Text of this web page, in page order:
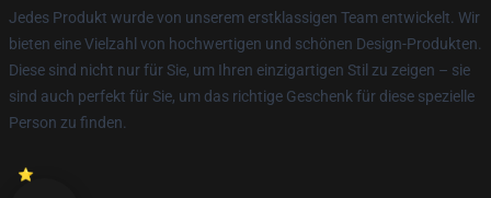
Jedes Produkt wurde von unserem erstklassigen Team entwickelt. Wir
bieten eine Vielzahl von hochwertigen und schönen Design-Produkten.
Diese sind nicht nur für Sie, um Ihren einzigartigen Stil zu zeigen – sie
sind auch perfekt für Sie, um das richtige Geschenk für diese spezielle
Person zu finden.